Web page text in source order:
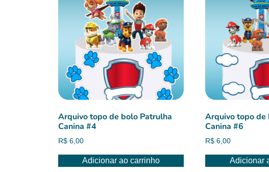
Arquivo topo de bolo Patrulha
Canina #4
R$ 6,00
Adicionar ao carrinho
Arquivo topo de
Canina #6
R$ 6,00
Adicionar